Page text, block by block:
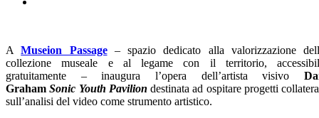
AMuseion Passage– spazio dedicato alla valorizzazione
collezione museale e al legame con il territorio,
gratuitamente – inaugura l’opera dell’artista visivo
GrahamSonic Youth Pavilion destinata ad ospitare progetti
sull’analisi del video come strumento artistico.